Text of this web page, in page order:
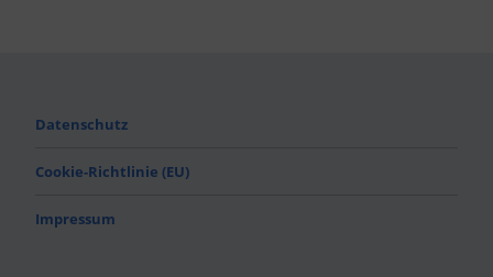
Datenschutz
Cookie-Richtlinie (EU)
Impressum